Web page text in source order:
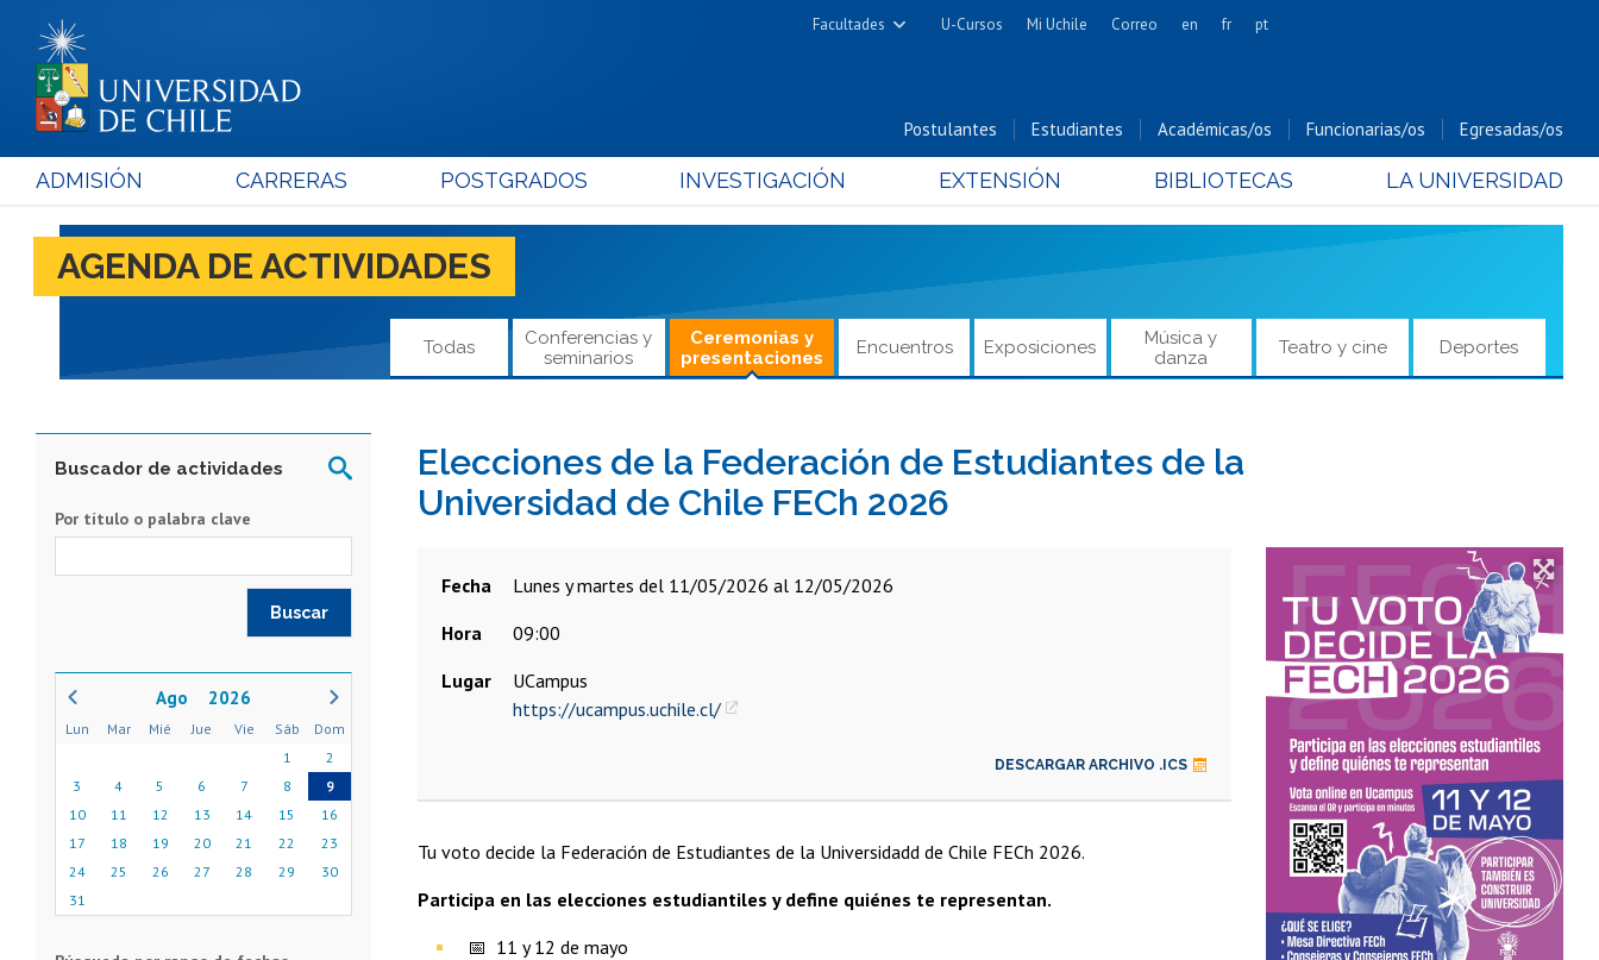
Facultades
Cs. Físicas y Matemáticas
Cs. Forestales y Conservación
Cs. Químicas y Farmacéuticas
Cs. Sociales
Cs. Veterinarias y Pecuarias
Comunicación e Imagen
Filosofía y Humanidades
Odontología
Estudios Avanzados en Educación
Estudios Internacionales
Alimentos
Hospital Clínico
U-Cursos Mi Uchile Correo en fr pt
Postulantes Estudiantes Académicas/os Funcionarias/os Egresadas/os
ADMISIÓN CARRERAS POSTGRADOS INVESTIGACIÓN EXTENSIÓN BIBLIOTECAS LA UNIVERSIDAD
AGENDA DE ACTIVIDADES
Todas
Conferencias y
seminarios
Ceremonias y
presentaciones
Encuentros Exposiciones
Música y
danza
Teatro y cine Deportes
Elecciones de la Federación de Estudiantes de la
Universidad de Chile FECh 2026
Fecha
lunes y martes del 11/05/2026 al 12/05/2026
Hora
09:00
Lugar
UCampus
https://ucampus.uchile.cl/
DESCARGAR ARCHIVO .ICS
Tu voto decide la Federación de Estudiantes de la Universidadd de Chile FECh 2026.
Participa en las elecciones estudiantiles y define quiénes te representan.
📅 11 y 12 de mayo
Buscador de actividades
Por título o palabra clave
2026
Lun Mar Mié Jue Vie Sáb
Dom
1
2
3
4 5 6 7 8
9
10
11 12 13 14 15
16
17
18 19 20 21 22
23
24
25 26 27 28 29
30
31